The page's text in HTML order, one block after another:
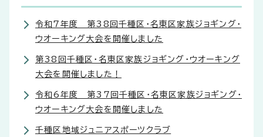
令和7年度 第38回千種区・名東区家族ジョギング・
ウオーキング大会を開催しました
第38回千種区・名東区家族ジョギング・ウオーキング
大会を開催しました！
令和6年度 第37回千種区・名東区家族ジョギング・
ウオーキング大会を開催しました
千種区地域ジュニアスポーツクラブ